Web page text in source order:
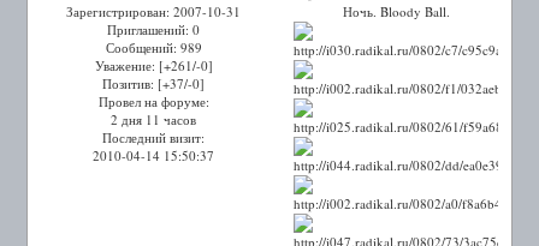
Зарегистрирован: 2007-10-31
Приглашений: 0
Сообщений: 989
Уважение: [+261/-0]
Позитив: [+37/-0]
Провел на форуме:
2 дня 11 часов
Последний визит:
2010-04-14 15:50:37
Ночь. Bloody Ball.